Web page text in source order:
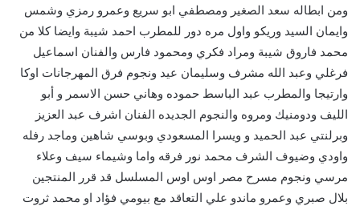
ومن ابطاله سعد الصغير ومصطفي ابو سريع وعمرو رمزي وشمس
وايمان السيد وريكو واول مره دور للمطرب احمد شيبة وايضا كلا من
محمد فاروق شيبة ومراد فكري ومحمود فارس والفنان اسماعيل
فرغلي وعبد الله مشرف وسليمان عيد ونجوم فرق المهرجانات اوكا
وارتيجا والمطرب عبد الباسط حموده وهاني حسن الاسمر و أبو
الليف ودومنيك ومروه والنجوم الجديده الفنان اشرف عبد العزيز
وبرلنتي عبد الحميد و ويسرا المسعودي وبوسي شاهين وماجد رفله
واودي وضيوف الشرف محمد نور فرقه واما وشيماء سيف وعلاء
مرسي ونجوم مسرح مصر اوس اوس المسلسل قد قرر المنتجين
بلال صبري وعمرو ماندو علي التعاقد مع بيومي فؤاد او محمد ثروت